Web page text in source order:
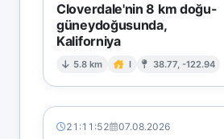
Cloverdale'nin 8 km doğu-
güneydoğusunda,
Kaliforniya
5.8 km I 38.77, -122.94
21:11:52 07.08.2026